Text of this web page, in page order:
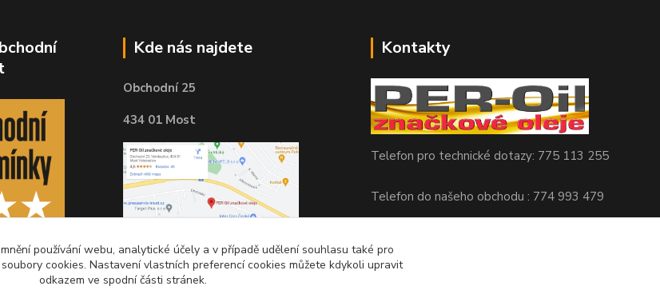
Kde nás najdete
Obchodní 25
434 01 Most
Kontakty
Telefon pro technické dotazy: 775 113 255
Telefon do našeho obchodu : 774 993 479
používání webu, analytické účely a v případě udělení souhlasu také pro
cookies. Nastavení vlastních preferencí cookies můžete kdykoli upravit
odkazem ve spodní části stránek.